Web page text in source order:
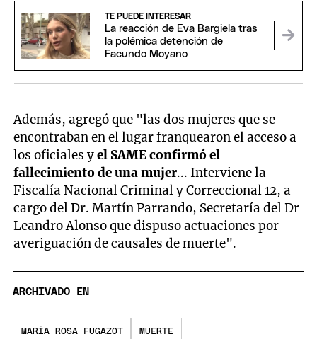
TE PUEDE INTERESAR
La reacción de Eva Bargiela tras
la polémica detención de
Facundo Moyano
Además, agregó que "las dos mujeres que se
encontraban en el lugar franquearon el acceso a
los oficiales yel SAME confirmó el
fallecimiento de una mujer... Interviene la
Fiscalía Nacional Criminal y Correccional 12, a
cargo del Dr. Martín Parrando, Secretaría del Dr
Leandro Alonso que dispuso actuaciones por
averiguación de causales de muerte".
ARCHIVADO EN
MARÍA ROSA FUGAZOT MUERTE